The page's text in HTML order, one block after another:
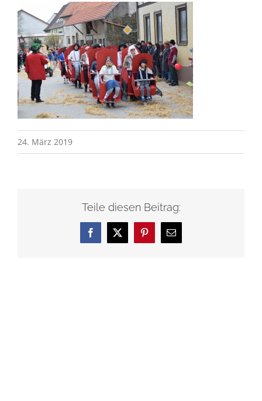
24. März 2019
Teile diesen Beitrag:
Facebook
X Pinterest
E-
Mail